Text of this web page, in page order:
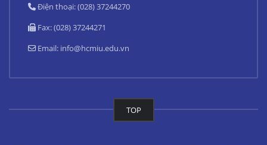
Điện thoại: (028) 37244270
Fax: (028) 37244271
Email: info@hcmiu.edu.vn
TOP